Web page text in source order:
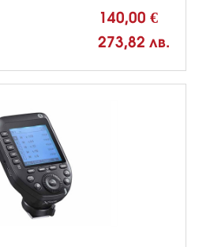
140,00 €
273,82 лв.